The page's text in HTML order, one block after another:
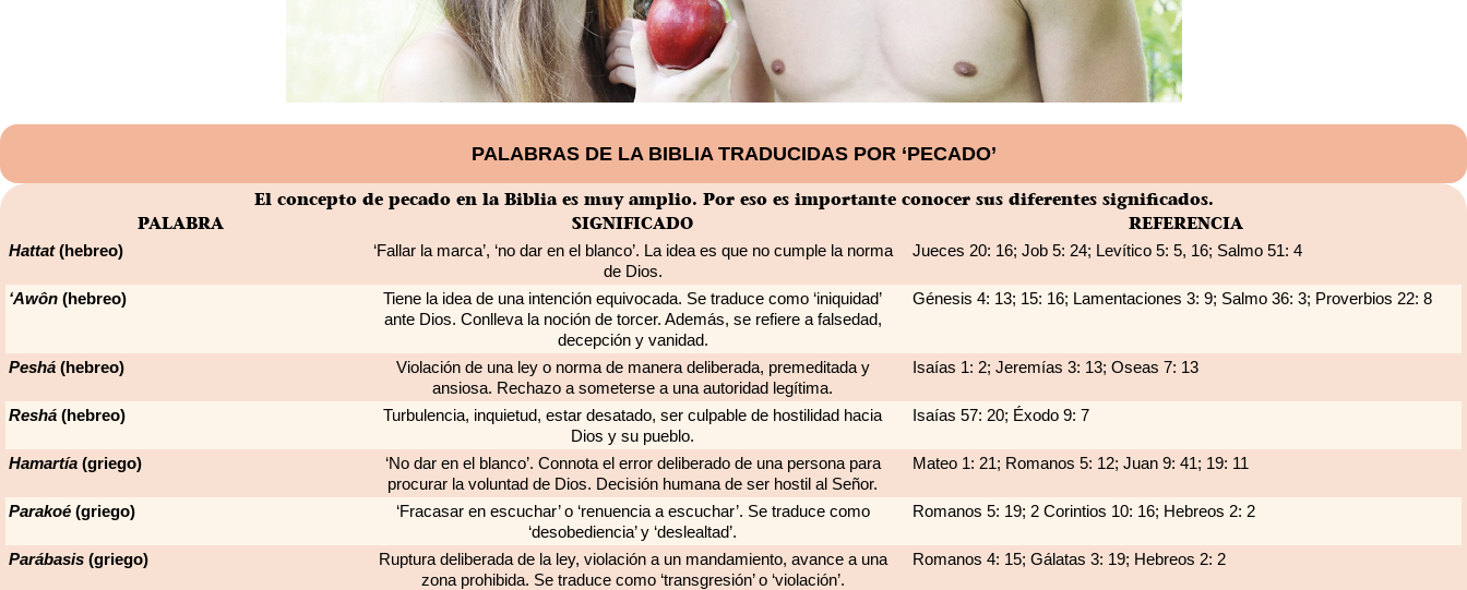
PALABRAS DE LA BIBLIA TRADUCIDAS POR ‘PECADO’
El concepto de pecado en la Biblia es muy amplio. Por eso es importante conocer sus diferentes significados.
PALABRA
SIGNIFICADO REFERENCIA
Hattat(hebreo)
‘Fallar la marca’, ‘no dar en el blanco’. La idea es que no cumple la norma
de Dios.
Jueces 20: 16; Job 5: 24; Levítico 5: 5, 16; Salmo 51: 4
‘Awôn (hebreo)
Tiene la idea de una intención equivocada. Se traduce como ‘iniquidad’
ante Dios. Conlleva la noción de torcer. Además, se refiere a falsedad,
decepción y vanidad.
Génesis 4: 13; 15: 16; Lamentaciones 3: 9; Salmo 36: 3; Proverbios 22: 8
Peshá (hebreo)
Violación de una ley o norma de manera deliberada, premeditada y
ansiosa. Rechazo a someterse a una autoridad legítima.
Isaías 1: 2; Jeremías 3: 13; Oseas 7: 13
Reshá (hebreo)
Turbulencia, inquietud, estar desatado, ser culpable de hostilidad hacia
Dios y su pueblo.
Isaías 57: 20; Éxodo 9: 7
Hamartía (griego)
‘No dar en el blanco’. Connota el error deliberado de una persona para
procurar la voluntad de Dios. Decisión humana de ser hostil al Señor.
Mateo 1: 21; Romanos 5: 12; Juan 9: 41; 19: 11
Parakoé (griego)
‘Fracasar en escuchar’ o ‘renuencia a escuchar’. Se traduce como
‘desobediencia’ y ‘deslealtad’.
Romanos 5: 19; 2 Corintios 10: 16; Hebreos 2: 2
Parábasis (griego)
Ruptura deliberada de la ley, violación a un mandamiento, avance a una
zona prohibida. Se traduce como ‘transgresión’ o ‘violación’.
Romanos 4: 15; Gálatas 3: 19; Hebreos 2: 2